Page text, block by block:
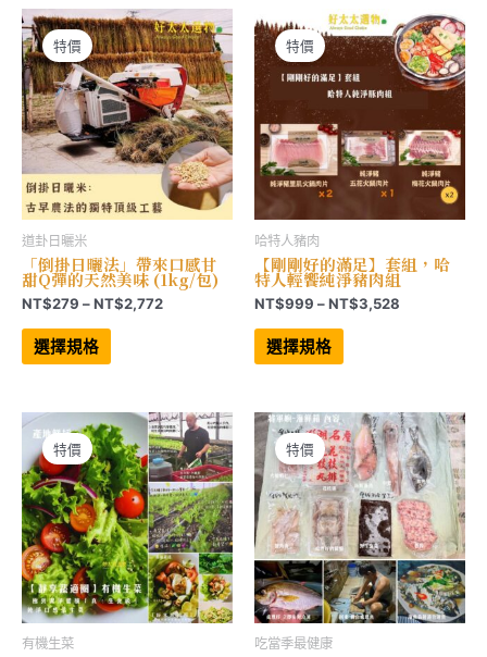
特價
道卦日曬米
「倒掛日曬法」帶來口感甘
甜Q彈的天然美味 (1kg/包)
NT$279 –NT$2,772價
NT$2,772
選擇規格
此
品
款
式。
可
在
產
品
頁
面
選
擇
選
項
特價
哈特人豬肉
【剛剛好的滿足】套組，哈
特人輕饗純淨豬肉組
NT$999 –NT$3,528
NT$3,528
選擇規格
此
品
款
式。
可
在
產
品
頁
面
選
擇
選
項
特價
有機生菜
特價
吃當季最健康